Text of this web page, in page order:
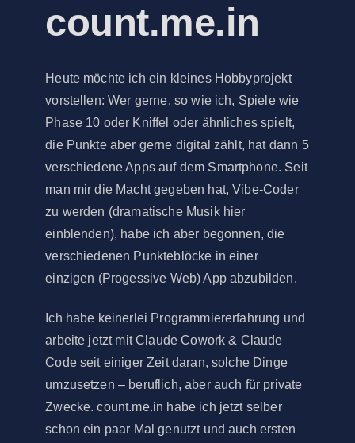
count.me.in
Heute möchte ich ein kleines Hobbyprojekt
vorstellen: Wer gerne, so wie ich, Spiele wie
Phase 10 oder Kniffel oder ähnliches spielt,
die Punkte aber gerne digital zählt, hat dann 5
verschiedene Apps auf dem Smartphone. Seit
man mir die Macht gegeben hat, Vibe-Coder
zu werden (dramatische Musik hier
einblenden), habe ich aber begonnen, die
verschiedenen Punkteblöcke in einer
einzigen (Progessive Web) App abzubilden.
Ich habe keinerlei Programmiererfahrung und
arbeite jetzt mit Claude Cowork & Claude
Code seit einiger Zeit daran, solche Dinge
umzusetzen – beruflich, aber auch für private
Zwecke. count.me.in habe ich jetzt selber
schon ein paar Mal genutzt und auch ersten